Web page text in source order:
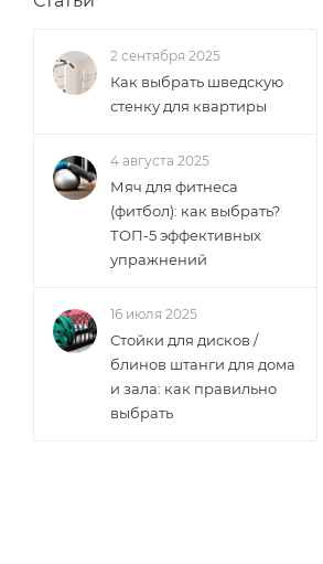
2 сентября 2025
Как выбрать шведскую
стенку для квартиры
4 августа 2025
Мяч для фитнеса
(фитбол): как выбрать?
ТОП-5 эффективных
упражнений
16 июля 2025
Стойки для дисков /
блинов штанги для дома
и зала: как правильно
выбрать